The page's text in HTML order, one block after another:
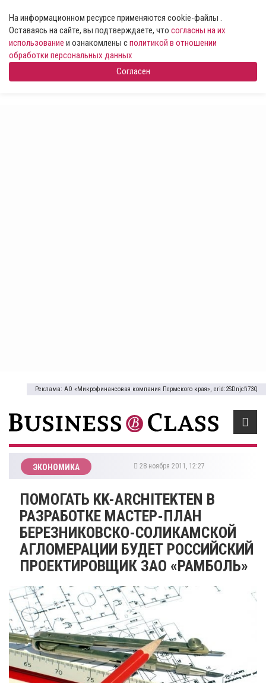
На информационном ресурсе применяются cookie-файлы .
Оставаясь на сайте, вы подтверждаете, что согласны на их
использование и ознакомлены сполитикой в отношении
обработки персональных данных
Согласен
Реклама: АО «Микрофинансовая компания Пермского края», erid:2SDnjcfi73Q
ЭКОНОМИКА 28 ноября 2011, 12:27
ПОМОГАТЬ KK-ARCHITEKTEN В
РАЗРАБОТКЕ МАСТЕР-ПЛАН
БЕРЕЗНИКОВСКО-СОЛИКАМСКОЙ
АГЛОМЕРАЦИИ БУДЕТ РОССИЙСКИЙ
ПРОЕКТИРОВЩИК ЗАО «РАМБОЛЬ»